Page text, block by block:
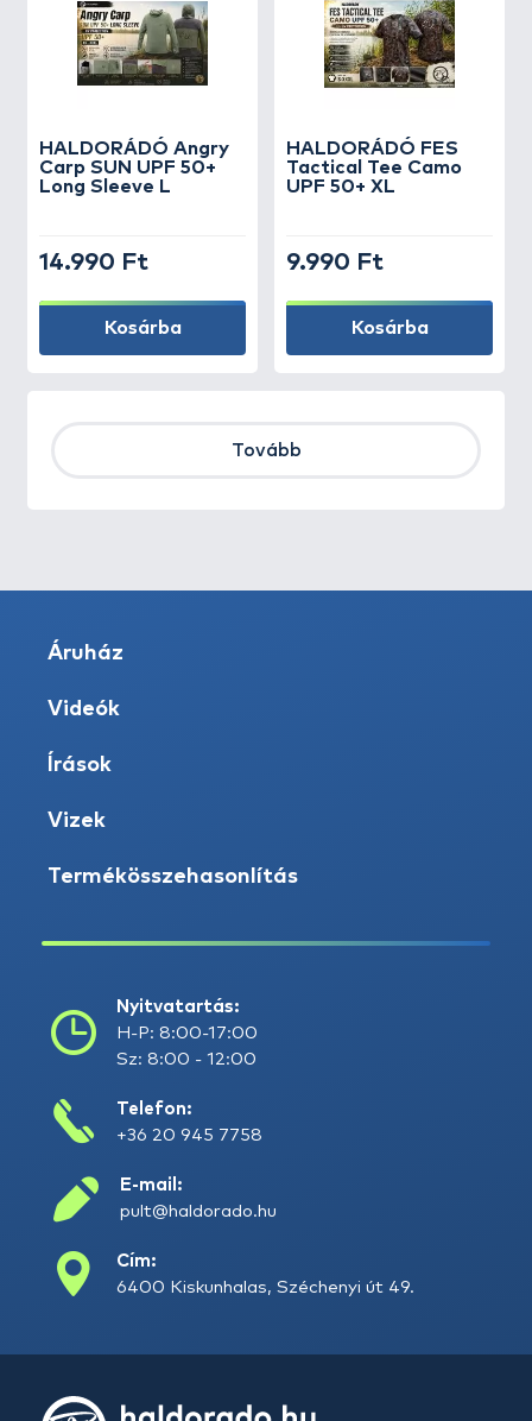
HALDORÁDÓ Angry
Carp SUN UPF 50+
Long Sleeve L
14.990 Ft
Kosárba
HALDORÁDÓ FES
Tactical Tee Camo
UPF 50+ XL
9.990 Ft
Kosárba
Tovább
Áruház
Videók
Írások
Vizek
Termékösszehasonlítás
Nyitvatartás:
H-P: 8:00-17:00
Sz: 8:00 - 12:00
Telefon:
+36 20 945 7758
E-mail:
pult@haldorado.hu
Cím:
6400 Kiskunhalas, Széchenyi út 49.